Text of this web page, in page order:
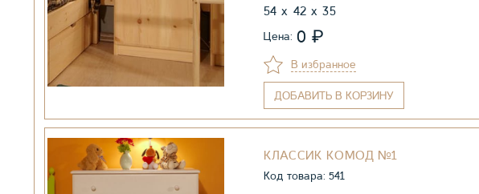
54 42 35
Цена: 0 ₽
В избранное
ДОБАВИТЬ В КОРЗИНУ
КЛАССИК КОМОД №1
Код товара: 541